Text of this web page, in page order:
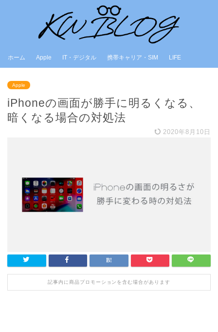
ホーム Apple IT・デジタル 携帯キャリア・SIM LIFE
Apple
iPhoneの画面が勝手に明るくなる、
暗くなる場合の対処法
2020年8月10日
記事内に商品プロモーションを含む場合があります